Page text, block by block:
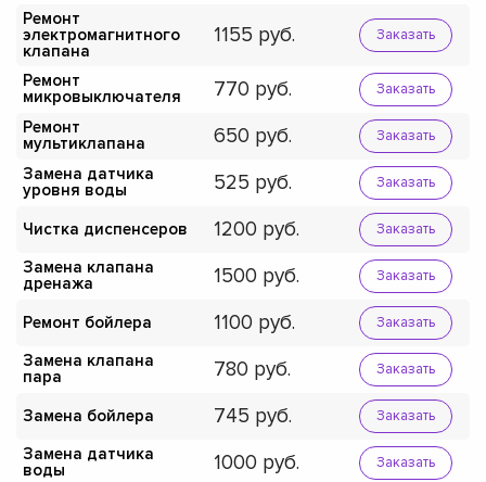
Ремонт
электромагнитного
клапана
1155 Заказать
Ремонт
микровыключателя
770 Заказать
Ремонт
мультиклапана
650 Заказать
Замена датчика
уровня воды
525 Заказать
Чистка диспенсеров 1200 Заказать
Замена клапана
дренажа
1500 Заказать
Ремонт бойлера 1100 Заказать
Замена клапана
пара
780 Заказать
Замена бойлера 745 Заказать
Замена датчика
воды
1000 Заказать